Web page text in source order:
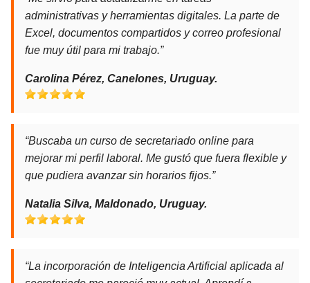
administrativas y herramientas digitales. La parte de
Excel, documentos compartidos y correo profesional
fue muy útil para mi trabajo.”
Carolina Pérez, Canelones, Uruguay.
“Buscaba un curso de secretariado online para
mejorar mi perfil laboral. Me gustó que fuera flexible y
que pudiera avanzar sin horarios fijos.”
Natalia Silva, Maldonado, Uruguay.
“La incorporación de Inteligencia Artificial aplicada al